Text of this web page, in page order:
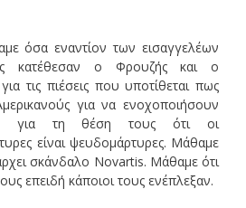
όσα εναντίον των εισαγγελέων
κατέθεσαν ο Φρουζής και ο
τις πιέσεις που υποτίθεται πως
για να ενοχοποιήσουν
για τη θέση τους ότι οι
είναι ψευδομάρτυρες. Μάθαμε
σκάνδαλο Novartis. Μάθαμε ότι
επειδή κάποιοι τους ενέπλεξαν.